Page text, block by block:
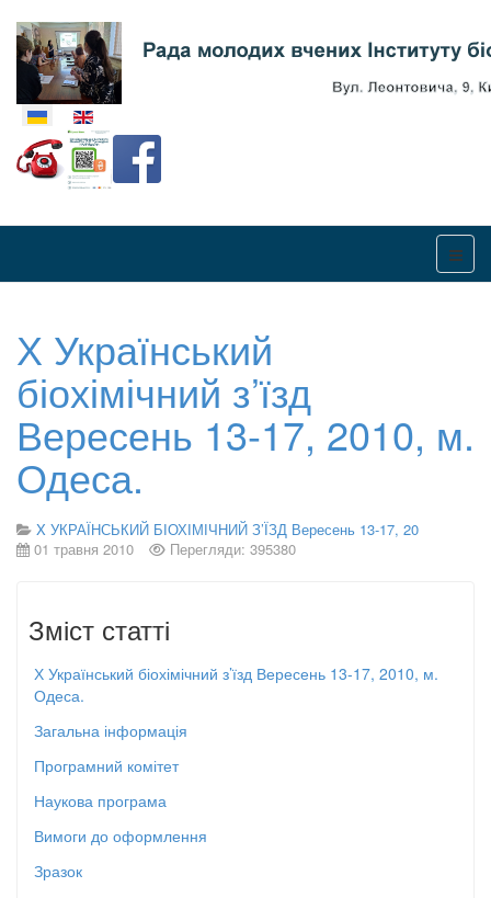
Оберіть свою мову
Х Український
біохімічний з’їзд
Вересень 13-17, 2010, м.
Одеса.
X УКРАЇНСЬКИЙ БІОХІМІЧНИЙ З’ЇЗД Вересень 13-17, 20
01 травня 2010
Перегляди: 395380
Зміст статті
Х Український біохімічний з’їзд Вересень 13-17, 2010, м.
Одеса.
Загальна інформація
Програмний комітет
Наукова програма
Вимоги до оформлення
Зразок